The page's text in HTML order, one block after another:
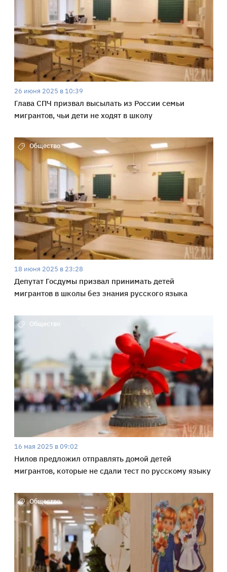
26 июня 2025 в 10:39
Глава СПЧ призвал высылать из России семьи
мигрантов, чьи дети не ходят в школу
Общество
18 июня 2025 в 23:28
Депутат Госдумы призвал принимать детей
мигрантов в школы без знания русского языка
Общество
16 мая 2025 в 09:02
Нилов предложил отправлять домой детей
мигрантов, которые не сдали тест по русскому языку
Общество